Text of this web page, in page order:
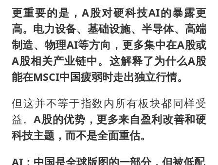
更重要的是，A股对硬科技AI的暴露更
高。电力设备、基础设施、半导体、高端
制造、物理AI等方向，更多集中在A股或
A股相关产业链中。这解释了为什么A股
能在MSCI中国疲弱时走出独立行情。
但这并不等于指数内所有板块都同样受
益。A股的优势，更多来自盈利改善和硬
科技主题，而不是全面重估。
AI：中国是全球版图的一部分，但被低配